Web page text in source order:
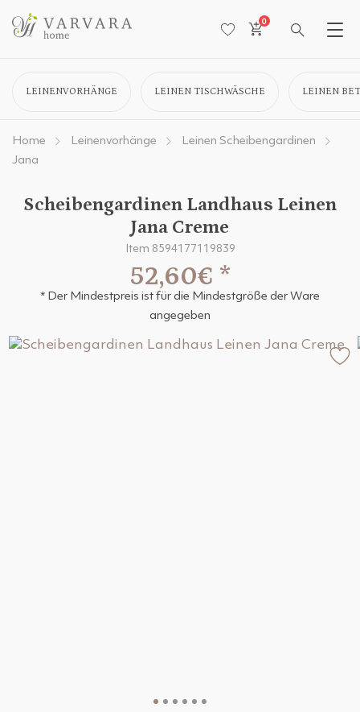
0
LEINENVORHÄNGE LEINEN TISCHWÄSCHE LEINEN
Home Leinenvorhänge
Leinen Scheibengardinen
Jana
Scheibengardinen Landhaus Leinen
Jana Creme
Item 8594177119839
52,60€ *
* Der Mindestpreis ist für die Mindestgröße der Ware
angegeben